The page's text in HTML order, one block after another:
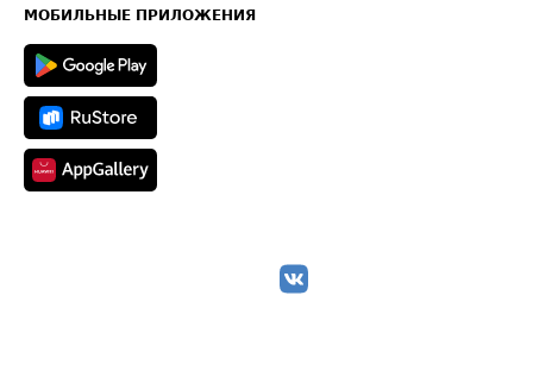
Техническая информация
МОБИЛЬНЫЕ ПРИЛОЖЕНИЯ